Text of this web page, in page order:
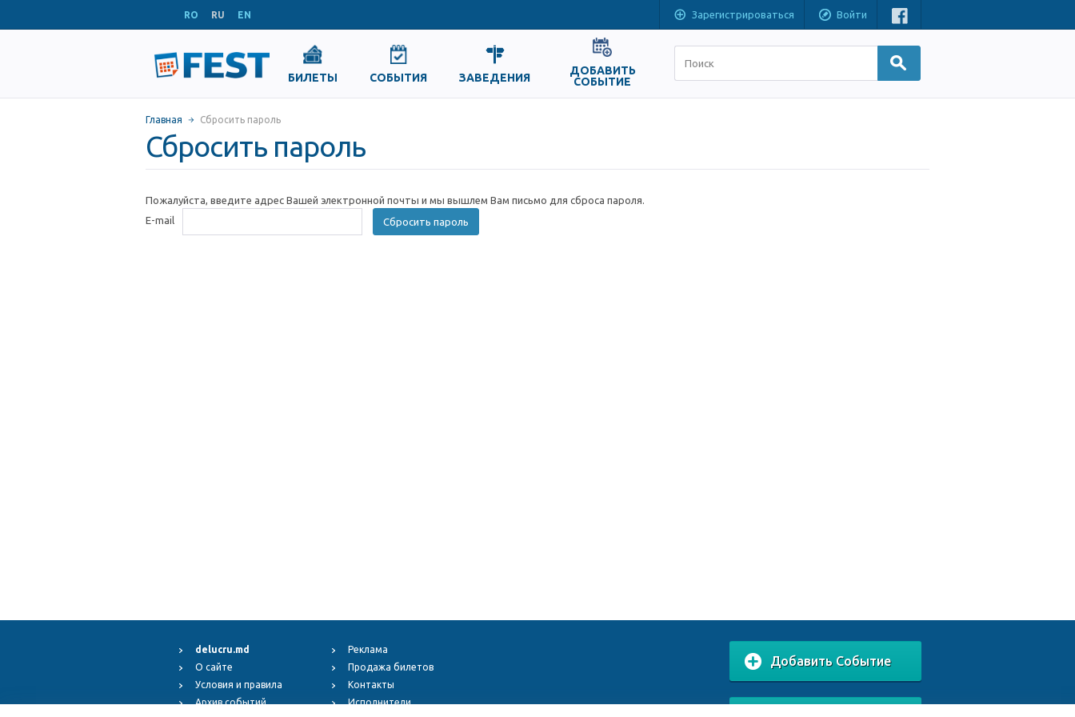
RO RU EN Зарегистрироваться Войти
БИЛЕТЫ СОБЫТИЯ ЗАВЕДЕНИЯ
ДОБАВИТЬ
СОБЫТИЕ
Главная Сбросить пароль
Сбросить пароль
Пожалуйста, введите адрес Вашей электронной почты и мы вышлем Вам письмо для сброса пароля.
E-mail
Сбросить пароль
delucru.md
О сайте
Условия и правила
Архив событий
Реклама
Продажа билетов
Контакты
Исполнители
Добавить Событие